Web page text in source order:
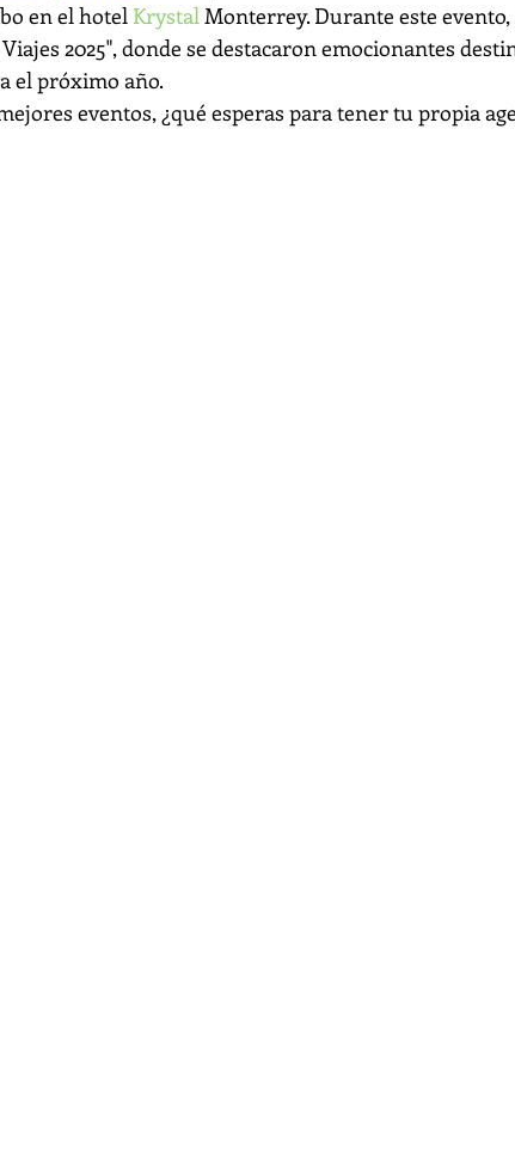
en el hotel Krystal Monterrey. Durante este
2025", donde se destacaron emocionantes
el próximo año.
eventos, ¿qué esperas para tener tu propia